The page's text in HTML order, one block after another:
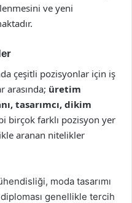
ve yeni
çeşitli pozisyonlar için iş
arasında; üretim
tasarımcı, dikim
birçok farklı pozisyon yer
aranan nitelikler
moda tasarımı
genellikle tercih